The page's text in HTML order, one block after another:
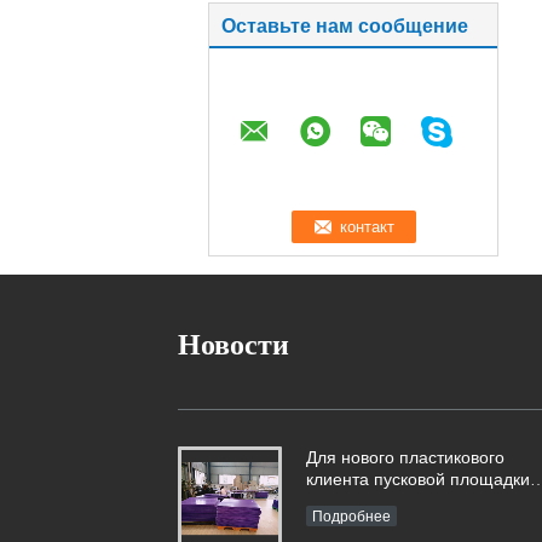
Оставьте нам сообщение
Новости
Для нового пластикового
клиента пусковой площадки
краев запечатывания штранг-
Подробнее